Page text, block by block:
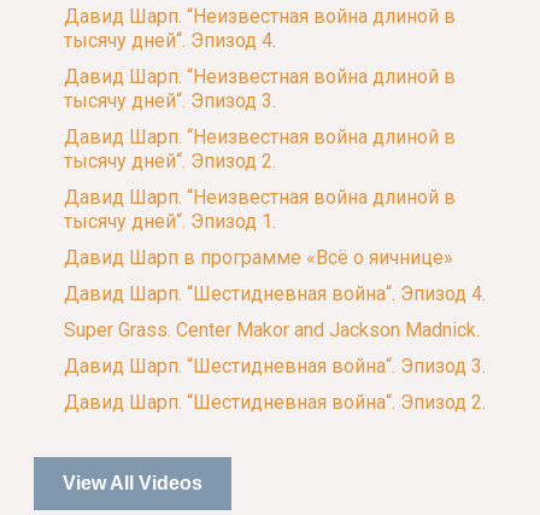
Давид Шарп. “Неизвестная война длиной в
тысячу дней“. Эпизод 4.
Давид Шарп. “Неизвестная война длиной в
тысячу дней“. Эпизод 3.
Давид Шарп. “Неизвестная война длиной в
тысячу дней“. Эпизод 2.
Давид Шарп. “Неизвестная война длиной в
тысячу дней“. Эпизод 1.
Давид Шарп в программе «Всё о яичнице»
Давид Шарп. “Шестидневная война“. Эпизод 4.
Super Grass. Center Makor and Jackson Madnick.
Давид Шарп. “Шестидневная война“. Эпизод 3.
Давид Шарп. “Шестидневная война“. Эпизод 2.
View All Videos